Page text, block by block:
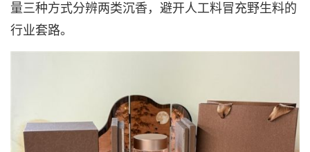
量三种方式分辨两类沉香，避开人工料冒充野生料的
行业套路。